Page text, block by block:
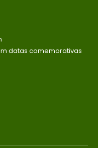
condições
datas comemorativas